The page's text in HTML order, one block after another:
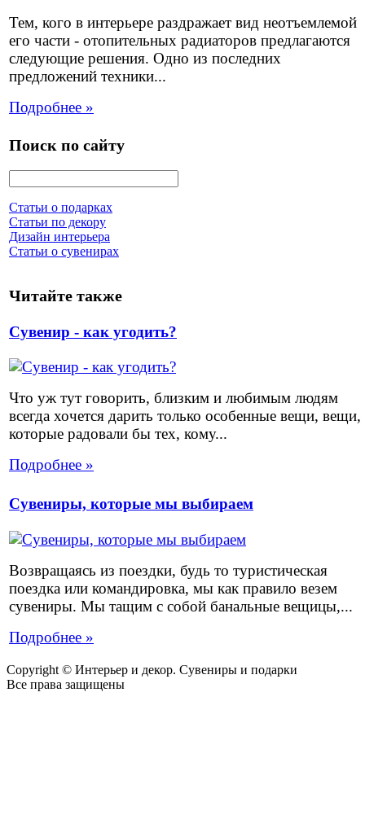
Тем, кого в интерьере раздражает вид неотъемлемой
его части - отопительных радиаторов предлагаются
следующие решения. Одно из последних
предложений техники...
Подробнее »
Поиск по сайту
Статьи о подарках
Статьи по декору
Дизайн интерьера
Статьи о сувенирах
Читайте также
Сувенир - как угодить?
Что уж тут говорить, близким и любимым людям
всегда хочется дарить только особенные вещи, вещи,
которые радовали бы тех, кому...
Подробнее »
Сувениры, которые мы выбираем
Возвращаясь из поездки, будь то туристическая
поездка или командировка, мы как правило везем
сувениры. Мы тащим с собой банальные вещицы,...
Подробнее »
Copyright © Интерьер и декор. Сувениры и подарки
Все права защищены